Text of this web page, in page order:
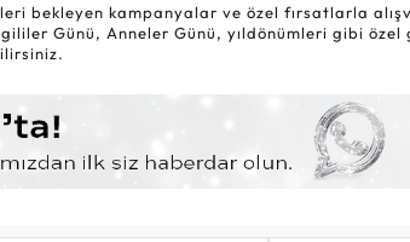
bekleyen kampanyalar ve özel fırsatlarla
Günü, Anneler Günü, yıldönümleri gibi